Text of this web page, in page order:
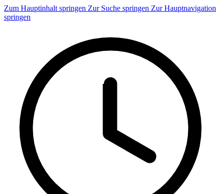
Zum Hauptinhalt springen Zur Suche springen Zur Hauptnavigation
springen